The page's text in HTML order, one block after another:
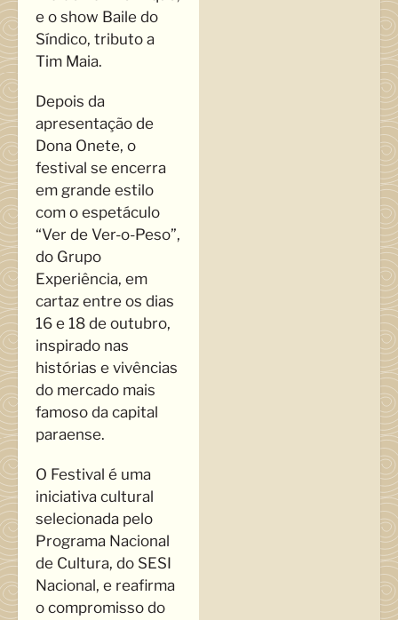
e o show Baile do
Síndico, tributo a
Tim Maia.
Depois da
apresentação de
Dona Onete, o
festival se encerra
em grande estilo
com o espetáculo
“Ver de Ver-o-Peso”,
do Grupo
Experiência, em
cartaz entre os dias
16 e 18 de outubro,
inspirado nas
histórias e vivências
do mercado mais
famoso da capital
paraense.
O Festival é uma
iniciativa cultural
selecionada pelo
Programa Nacional
de Cultura, do SESI
Nacional, e reafirma
o compromisso do